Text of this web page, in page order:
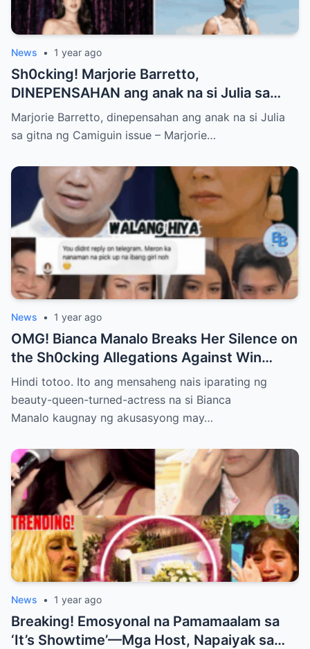
News • 1 year ago
Sh0cking! Marjorie Barretto,
DINEPENSAHAN ang anak na si Julia sa
gitna ng Camiguin issue
Marjorie Barretto, dinepensahan ang anak na si Julia
sa gitna ng Camiguin issue – Marjorie…
News • 1 year ago
OMG! Bianca Manalo Breaks Her Silence on
the Sh0cking Allegations Against Win
Gatchalian—What She Has to Say Will
Leave You Speechless!
Hindi totoo. Ito ang mensaheng nais iparating ng
beauty-queen-turned-actress na si Bianca
Manalo kaugnay ng akusasyong may…
News • 1 year ago
Breaking! Emosyonal na Pamamaalam sa
‘It’s Showtime’—Mga Host, Napaiyak sa